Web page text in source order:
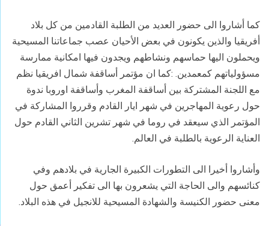
كما أشاروا الى حضور العديد من الطلبة القادمين من كل بلاد
أفريقيا والذين يكونون في بعض الأحيان عصب جماعاتنا المسيحية
ويحملون اليها حماسهم ونشاطهم ويجدون فيها امكانية ممارسة
مسؤولياتهم كمعمدين. :كما ان مؤتمر أساقفة شمال افريقيا نظم
مع اللجنة المشتركة بين أساقفة المغرب وأساقفة اوروبا ندوة
حول رعوية المهاجرين في شهر ايار القادم وقرروا المشاركة في
المؤتمر الذي سيعقد في روما في شهر تشرين الثاني القادم حول
العناية الرعوية بالطلبة في العالم.
وأشاروا أخيرا الى التطورات الكبيرة الجارية في بلادهم وفي
كنائسهم والى الحاجة التي يشعرون بها الى تفكير أعمق حول
معنى حضور الكنيسة والشهادة المسيحية للانجيل في هذه البلاد.